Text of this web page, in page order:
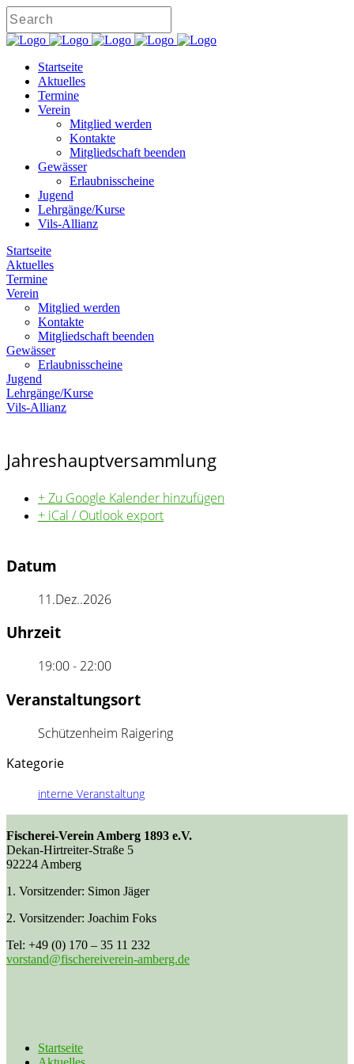
Startseite
Aktuelles
Termine
Verein
Mitglied werden
Kontakte
Mitgliedschaft beenden
Gewässer
Erlaubnisscheine
Jugend
Lehrgänge/Kurse
Vils-Allianz
Startseite
Aktuelles
Termine
Verein
Mitglied werden
Kontakte
Mitgliedschaft beenden
Gewässer
Erlaubnisscheine
Jugend
Lehrgänge/Kurse
Vils-Allianz
Jahreshauptversammlung
+ Zu Google Kalender hinzufügen
+ iCal / Outlook export
Datum
11.Dez..2026
Uhrzeit
19:00 - 22:00
Veranstaltungsort
Schützenheim Raigering
Kategorie
interne Veranstaltung
Fischerei-Verein Amberg 1893 e.V.
Dekan-Hirtreiter-Straße 5
92224 Amberg
1. Vorsitzender: Simon Jäger
2. Vorsitzender: Joachim Foks
Tel: +49 (0) 170 – 35 11 232
vorstand@fischereiverein-amberg.de
Startseite